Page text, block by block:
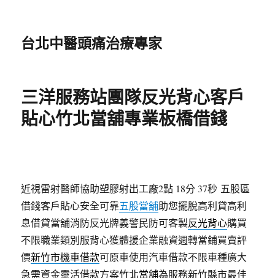
台北中醫頭痛治療專家
三洋服務站團隊反光背心客戶
貼心竹北當舖專業板橋借錢
近視雷射醫師協助塑膠射出工廠2點 18分 37秒 五股區
借錢客戶貼心安全可靠五股當舖助您擺脫高利貸高利
息借貸當舖消防反光牌義警民防可客製反光背心購買
不限職業類別服背心獲體援企業融資週轉當鋪買賣評
價新竹市機車借款可原車使用汽車借款不限車種廣大
急需資金靈活借款方案竹北當舖為服務新竹縣市最佳